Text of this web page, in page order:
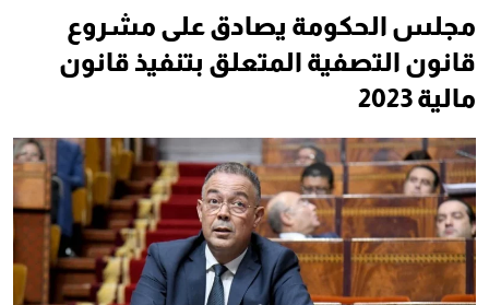
مجلس الحكومة يصادق على مشروع
قانون التصفية المتعلق بتنفيذ قانون
مالية 2023